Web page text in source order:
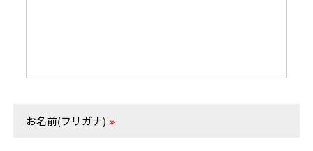
お名前(フリガナ)※